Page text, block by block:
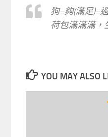
狗=夠(滿足)=
荷包滿滿滿，
YOU MAY ALSO